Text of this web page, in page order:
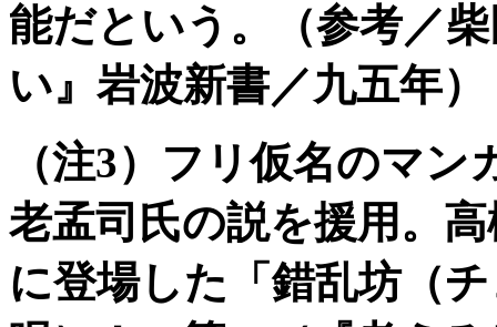
能だという。（参考／
い』岩波新書／九五年）
（注3）フリ仮名のマ
老孟司氏の説を援用。
に登場した「錯乱坊（